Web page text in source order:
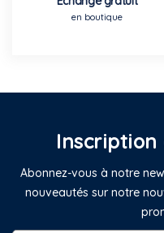
en boutique
Abonnez-vous à notre
nouveautés sur notre